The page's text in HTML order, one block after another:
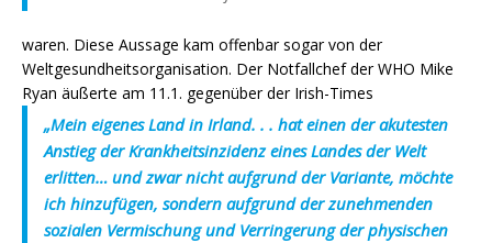
waren. Diese Aussage kam offenbar sogar von der
Weltgesundheitsorganisation. Der Notfallchef der WHO Mike
Ryan äußerte am 11.1. gegenüber der Irish-Times
„Mein eigenes Land in Irland. . . hat einen der akutesten
Anstieg der Krankheitsinzidenz eines Landes der Welt
erlitten… und zwar nicht aufgrund der Variante, möchte
ich hinzufügen, sondern aufgrund der zunehmenden
sozialen Vermischung und Verringerung der physischen